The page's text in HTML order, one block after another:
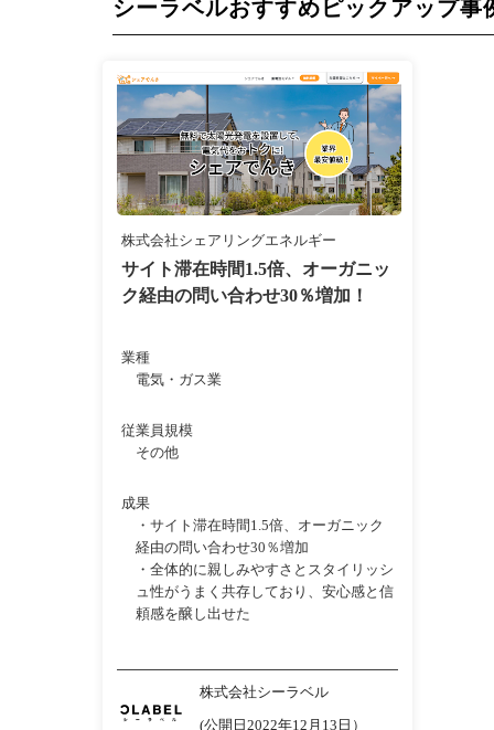
シーラベルおすすめピックアップ事
株式会社シェアリングエネルギー
サイト滞在時間1.5倍、オーガニッ
ク経由の問い合わせ30％増加！
業種
電気・ガス業
従業員規模
その他
成果
・サイト滞在時間1.5倍、オーガニック
経由の問い合わせ30％増加
・全体的に親しみやすさとスタイリッシ
ュ性がうまく共存しており、安心感と信
頼感を醸し出せた
株式会社シーラベル
(公開日2022年12月13日）